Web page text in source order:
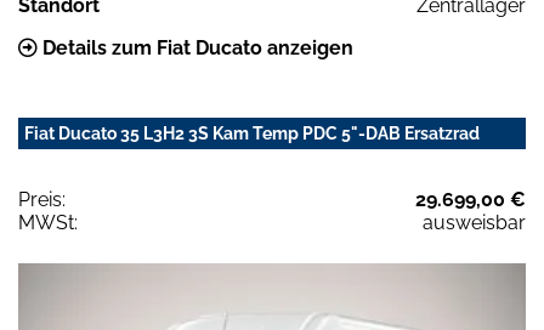
Standort
Zentrallager
Details zum Fiat Ducato anzeigen
Fiat Ducato 35 L3H2 3S Kam Temp PDC 5"-DAB Ersatzrad
Preis:
29.699,00 €
MWSt:
ausweisbar